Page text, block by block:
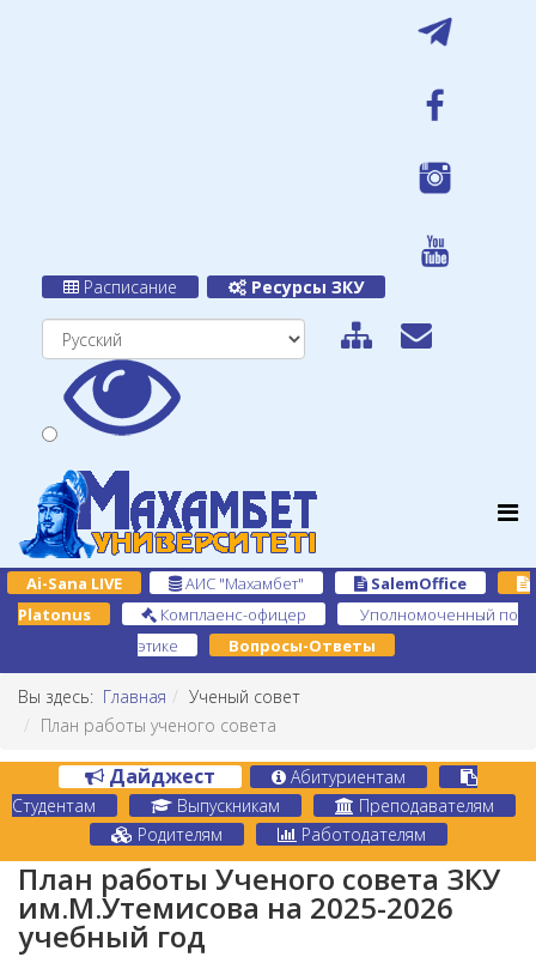
Расписание Ресурсы ЗКУ
Ai-Sana LIVE АИС "Махамбет"
SalemOffice
Platonus
Комплаенс-офицер
Уполномоченный по
этике
Вопросы-Ответы
Вы здесь: Главная
Ученый совет
План работы ученого совета
Дайджест
Абитуриентам
Студентам
Выпускникам
Преподавателям
Родителям
Работодателям
План работы Ученого совета ЗКУ
им.М.Утемисова на 2025-2026
учебный год